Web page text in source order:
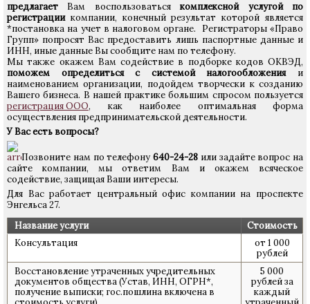
предлагает Вам воспользоватьсякомплексной услугой по
регистрациикомпании, конечный результат которой является
*постановка на учет в налоговом органе. Регистраторы «Право
Групп» попросят Вас предоставить лишь паспортные данные и
ИНН, иные данные Вы сообщите нам по телефону.
Мы также окажем Вам содействие в подборке кодов ОКВЭД,
поможем определиться с системой налогообложенияи
наименованием организации, подойдем творчески к созданию
Вашего бизнеса. В нашей практике большим спросом пользуется
регистрация ООО, как наиболее оптимальная форма
осуществления предпринимательской деятельности.
У Вас есть вопросы?
Позвоните нам по телефону640-24-28 или задайте вопрос на
сайте компании, мы ответим Вам и окажем всяческое
содействие, защищая Ваши интересы.
Для Вас работает центральный офис компании на проспекте
Энгельса 27.
Название услуги
Стоимость
Консультация
от 1 000
рублей
Восстановление утраченных учредительных
документов общества (Устав, ИНН, ОГРН*,
получение выписки; гос.пошлина включена в
5 000
рублей за
каждый